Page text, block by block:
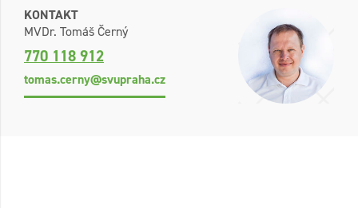
KONTAKT
MVDr. Tomáš Černý
770 118 912
tomas.cerny@svupraha.cz